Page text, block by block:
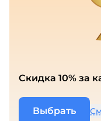
Скидка 10% за
Выбрать